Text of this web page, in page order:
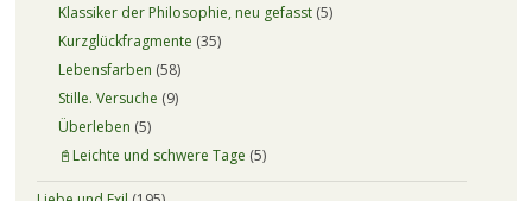
Klassiker der Philosophie, neu gefasst(5)
Kurzglückfragmente (35)
Lebensfarben (58)
Stille. Versuche (9)
Überleben (5)
📓Leichte und schwere Tage (5)